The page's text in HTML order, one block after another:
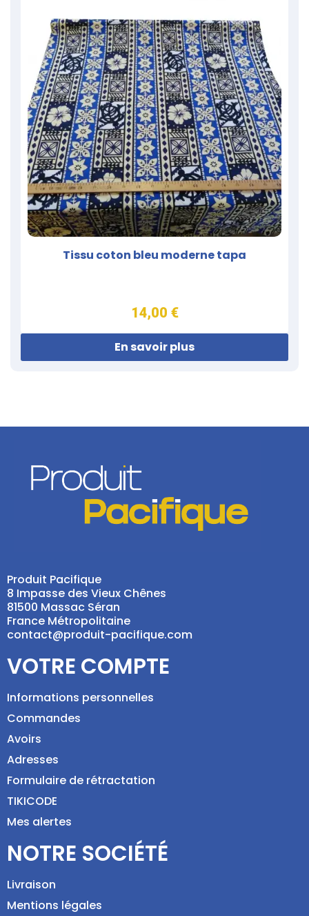
Tissu coton bleu moderne tapa
14,00 €
En savoir plus
Produit Pacifique
8 Impasse des Vieux Chênes
81500 Massac Séran
France Métropolitaine
contact@produit-pacifique.com
VOTRE COMPTE
Informations personnelles
Commandes
Avoirs
Adresses
Formulaire de rétractation
TIKICODE
Mes alertes
NOTRE SOCIÉTÉ
Livraison
Mentions légales